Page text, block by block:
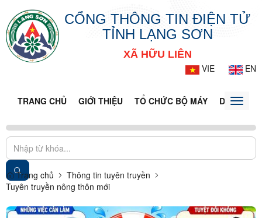
CỔNG THÔNG TIN ĐIỆN TỬ
TỈNH LẠNG SƠN
XÃ HỮU LIÊN
VIE
EN
TRANG CHỦ GIỚI THIỆU TỔ CHỨC BỘ MÁY DOANH
Toggle
Trang chủ
Thông tin tuyên truyền
Tuyên truyền nông thôn mới